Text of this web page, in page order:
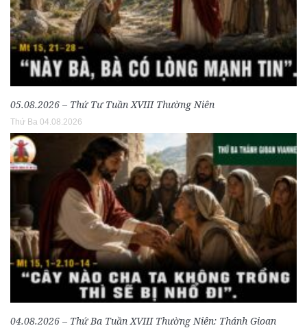
05.08.2026 – Thứ Tư Tuần XVIII Thường Niên
Thứ Ba 04.08.2026
04.08.2026 – Thứ Ba Tuần XVIII Thường Niên: Thánh Gioan